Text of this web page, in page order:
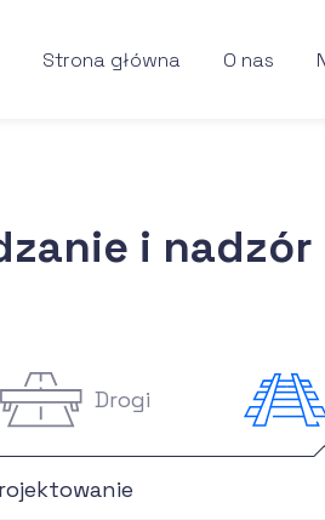
Strona główna O nas
i nadzór
Drogi